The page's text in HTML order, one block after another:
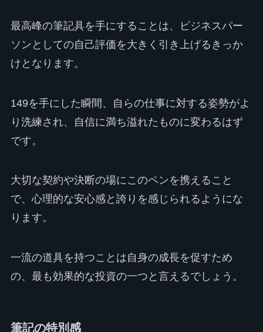
最高峰の筆記具を手にすることは、ビジネスパー
ソンとしての自己評価を大きく引き上げるきっか
けとなります。
149を手にした瞬間、自らの仕事に対する姿勢がよ
り洗練され、自信に満ち溢れたものに変わるはず
です。
大切な契約や決断の場にこのペンを携えること
で、心理的な安心感と誇りを感じられるようにな
ります。
一流の道具を持つことは自身の成長を促すため
の、最も効果的な投資の一つと言えるでしょう。
筆記の特別感